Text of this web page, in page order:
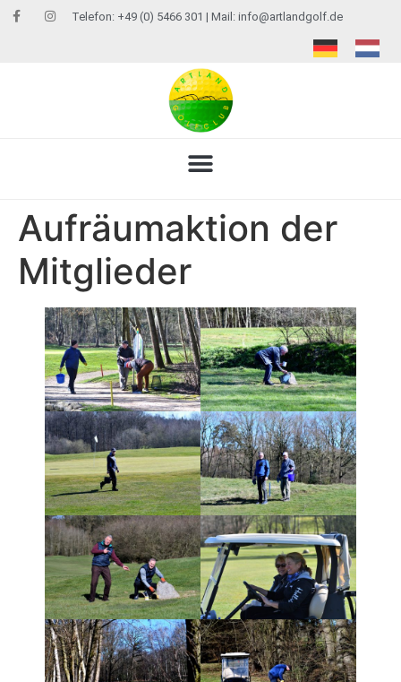
Telefon: +49 (0) 5466 301 | Mail: info@artlandgolf.de
Aufräumaktion der
Mitglieder